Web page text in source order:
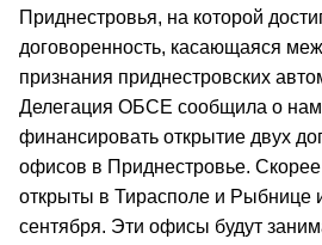
Приднестровья, на которой
договоренность, касающаяся
признания приднестровских
Делегация ОБСЕ сообщила о
финансировать открытие двух
офисов в Приднестровье. Скорее
открыты в Тирасполе и Рыбнице
сентября. Эти офисы будут